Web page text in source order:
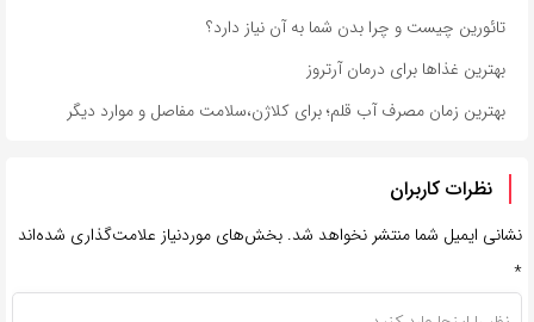
تائورین چیست و چرا بدن شما به آن نیاز دارد؟
بهترین غذاها برای درمان آرتروز
بهترین زمان مصرف آب قلم؛ برای کلاژن،سلامت مفاصل و موارد دیگر
نظرات کاربران
نشانی ایمیل شما منتشر نخواهد شد. بخش‌های موردنیاز علامت‌گذاری شده‌اند
*